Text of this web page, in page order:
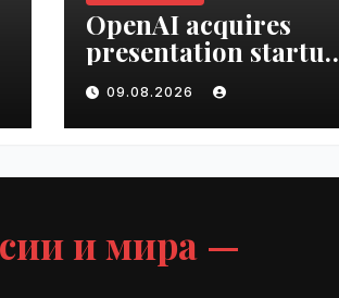
OpenAI acquires
presentation startup
NextSlide |
VseTime.ru
09.08.2026
и мира —